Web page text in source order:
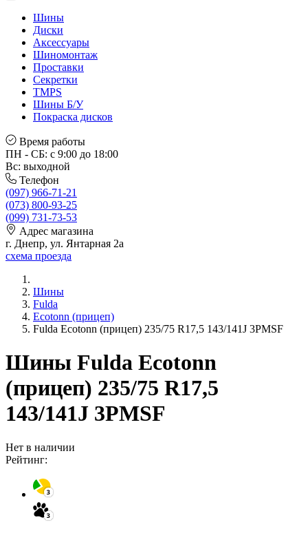
Шины
Диски
Аксессуары
Шиномонтаж
Проставки
Секретки
TMPS
Шины Б/У
Покраска дисков
Время работы
ПН - СБ: с 9:00 до 18:00
Вс: выходной
Телефон
(097) 966-71-21
(073) 800-93-25
(099) 731-73-53
Адрес магазина
г. Днепр, ул. Янтарная 2а
схема проезда
Шины
Fulda
Ecotonn (прицеп)
Fulda Ecotonn (прицеп) 235/75 R17,5 143/141J 3PMSF
Шины Fulda Ecotonn
(прицеп) 235/75 R17,5
143/141J 3PMSF
Нет в наличии
Рейтинг: